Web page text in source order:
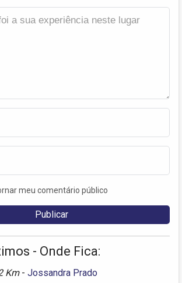
meu comentário público
- Onde Fica:
Km - Jossandra Prado